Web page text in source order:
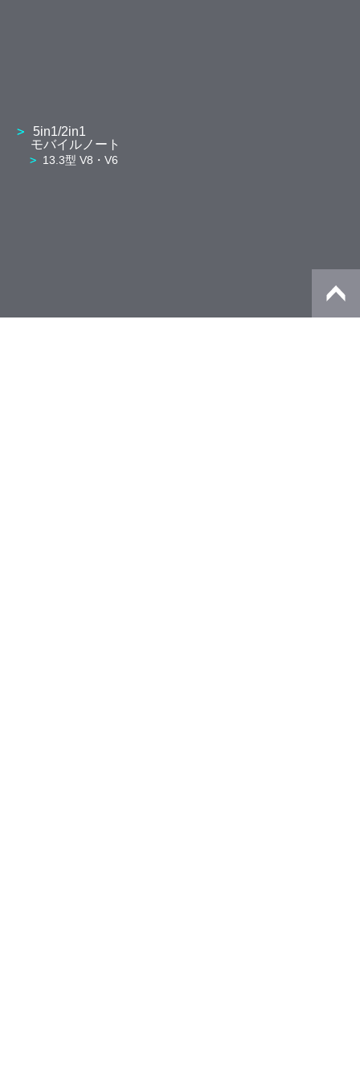
5in1/2in1
モバイルノート
13.3型 V8・V6